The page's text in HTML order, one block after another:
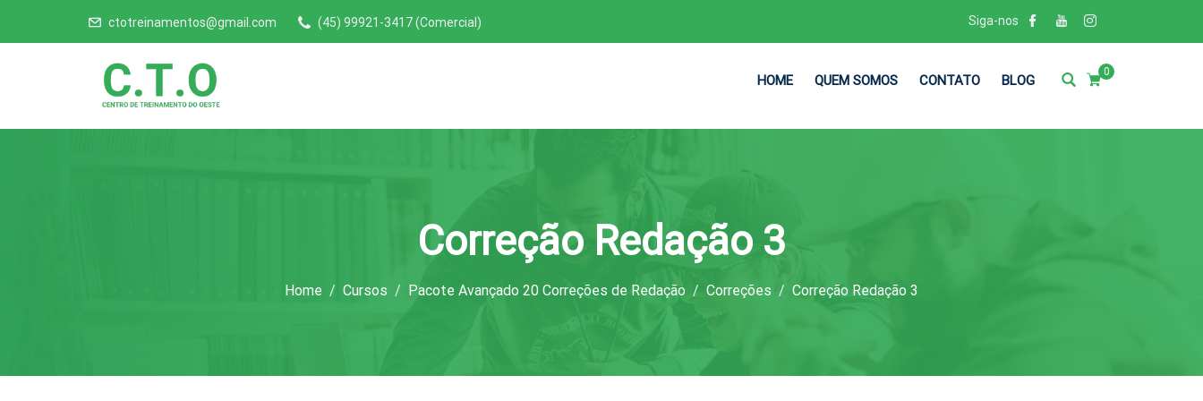
ctotreinamentos@gmail.com (45) 99921-3417 (Comercial) Siga-nos
0
HOME QUEM SOMOS CONTATO BLOG
Correção Redação 3
Home Cursos Pacote Avançado 20 Correções de Redação Correções Correção Redação 3